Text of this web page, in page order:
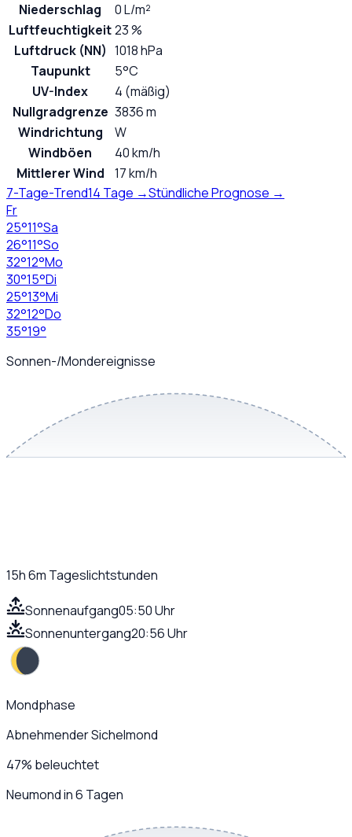
Niederschlag
0 L/m²
Luftfeuchtigkeit23 %
Luftdruck (NN) 1018 hPa
Taupunkt
5°C
UV-Index
4 (mäßig)
Nullgradgrenze 3836 m
Windrichtung
W
Windböen
40 km/h
Mittlerer Wind
17 km/h
7-Tage-Trend14 Tage →Stündliche Prognose →
Fr
25°11°Sa
26°11°So
32°12°Mo
30°15°Di
25°13°Mi
32°12°Do
35°19°
Sonnen-/Mondereignisse
15h 6m Tageslichtstunden
Sonnenaufgang05:50 Uhr
Sonnenuntergang20:56 Uhr
Mondphase
Abnehmender Sichelmond
47% beleuchtet
Neumond in 6 Tagen